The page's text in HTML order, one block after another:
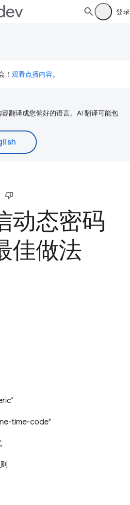
登录
！ 观看点播内容。
翻译成您偏好的语言。AI 翻译可能包
动态密码
佳做法
time-code"